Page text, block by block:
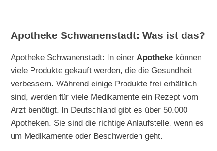
Apotheke Schwanenstadt: Was ist das?
Apotheke Schwanenstadt: In einer Apotheke können
viele Produkte gekauft werden, die die Gesundheit
verbessern. Während einige Produkte frei erhältlich
sind, werden für viele Medikamente ein Rezept vom
Arzt benötigt. In Deutschland gibt es über 50.000
Apotheken. Sie sind die richtige Anlaufstelle, wenn es
um Medikamente oder Beschwerden geht.